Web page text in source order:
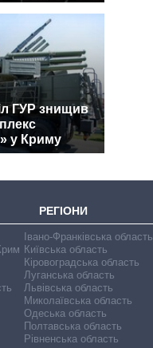
ГУР знищив
у Криму
РЕГІОНИ
Івано-Франківська область
Київська область
Кіровоградська область
Луганська область
Львівська область
Миколаївська область
Одеська область
Полтавська область
Рівненська область